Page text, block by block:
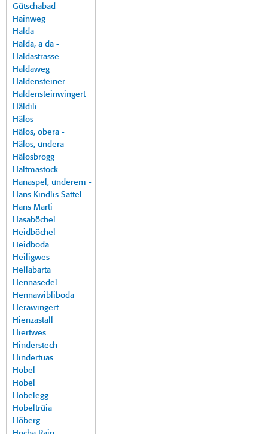
Gütschabad
Hainweg
Halda
Halda, a da -
Haldastrasse
Haldaweg
Haldensteiner
Haldensteinwingert
Häldili
Hälos
Hälos, obera -
Hälos, undera -
Hälosbrogg
Haltmastock
Hanaspel, underem -
Hans Kindlis Sattel
Hans Marti
Hasaböchel
Heidböchel
Heidboda
Heiligwes
Hellabarta
Hennasedel
Hennawibliboda
Herawingert
Hienzastall
Hiertwes
Hinderstech
Hindertuas
Hobel
Hobel
Hobelegg
Hobeltrüia
Höberg